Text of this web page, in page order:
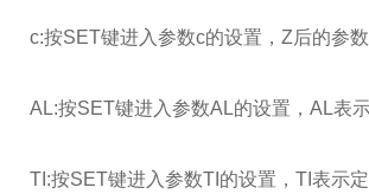
c:按SET键进入参数c的设置，Z后的参
AL:按SET键进入参数AL的设置，AL表
TI:按SET键进入参数TI的设置，TI表示